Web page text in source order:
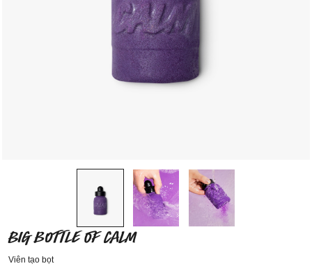
BIG BOTTLE OF CALM
Viên tạo bọt